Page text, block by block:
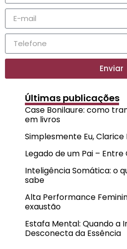
Enviar
Últimas publicações
Case Bonilaure: como
em livros
Simplesmente Eu,
Legado de um Pai –
Inteligência Somática: o
sabe
Alta Performance
exaustão
Estafa Mental: Quando a
Desconecta da Essência